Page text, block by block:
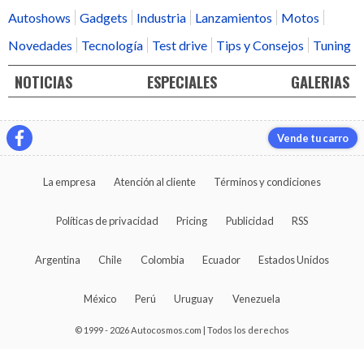
Autoshows
Gadgets Industria Lanzamientos
Motos
Novedades
Tecnología Test drive Tips y Consejos Tuning
NOTICIAS ESPECIALES GALERIAS
Vende tu carro
La empresa Atención al cliente Términos y condiciones
Políticas de privacidad Pricing Publicidad RSS
Argentina Chile Colombia Ecuador Estados Unidos
México Perú Uruguay Venezuela
© 1999 - 2026 Autocosmos.com | Todos los derechos